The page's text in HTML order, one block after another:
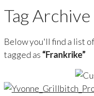
Tag Archive
Below you'll find a list
tagged as “Frankrike”